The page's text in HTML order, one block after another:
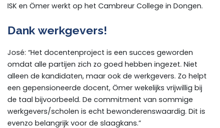
ISK en Ömer werkt op het Cambreur College in Dongen.
Dank werkgevers!
José: “Het docentenproject is een succes geworden
omdat alle partijen zich zo goed hebben ingezet. Niet
alleen de kandidaten, maar ook de werkgevers. Zo helpt
een gepensioneerde docent, Ömer wekelijks vrijwillig bij
de taal bijvoorbeeld. De commitment van sommige
werkgevers/scholen is echt bewonderenswaardig. Dit is
evenzo belangrijk voor de slaagkans.”